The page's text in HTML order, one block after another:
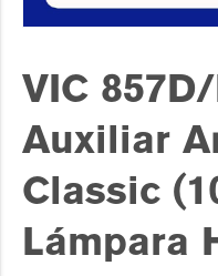
VIC
Auxiliar
Classic
Lámpara